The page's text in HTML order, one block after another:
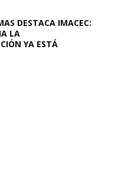
DESTACA IMACEC:
LA
YA ESTÁ